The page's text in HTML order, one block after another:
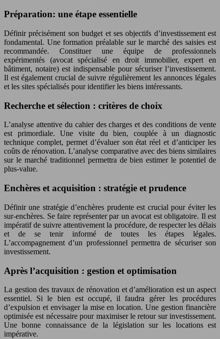
Préparation: une étape essentielle
Définir précisément son budget et ses objectifs d’investissement est
fondamental. Une formation préalable sur le marché des saisies est
recommandée. Constituer une équipe de professionnels
expérimentés (avocat spécialisé en droit immobilier, expert en
bâtiment, notaire) est indispensable pour sécuriser l’investissement.
Il est également crucial de suivre régulièrement les annonces légales
et les sites spécialisés pour identifier les biens intéressants.
Recherche et sélection : critères de choix
L’analyse attentive du cahier des charges et des conditions de vente
est primordiale. Une visite du bien, couplée à un diagnostic
technique complet, permet d’évaluer son état réel et d’anticiper les
coûts de rénovation. L’analyse comparative avec des biens similaires
sur le marché traditionnel permettra de bien estimer le potentiel de
plus-value.
Enchères et acquisition : stratégie et prudence
Définir une stratégie d’enchères prudente est crucial pour éviter les
sur-enchères. Se faire représenter par un avocat est obligatoire. Il est
impératif de suivre attentivement la procédure, de respecter les délais
et de se tenir informé de toutes les étapes légales.
L’accompagnement d’un professionnel permettra de sécuriser son
investissement.
Après l’acquisition : gestion et optimisation
La gestion des travaux de rénovation et d’amélioration est un aspect
essentiel. Si le bien est occupé, il faudra gérer les procédures
d’expulsion et envisager la mise en location. Une gestion financière
optimisée est nécessaire pour maximiser le retour sur investissement.
Une bonne connaissance de la législation sur les locations est
impérative.